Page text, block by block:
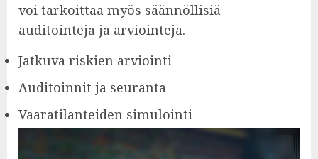
voi tarkoittaa myös säännöllisiä
auditointeja ja arviointeja.
Jatkuva riskien arviointi
Auditoinnit ja seuranta
Vaaratilanteiden simulointi